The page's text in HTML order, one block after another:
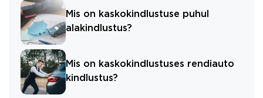
Mis on kaskokindlustuse puhul
alakindlustus?
Mis on kaskokindlustuses rendiauto
kindlustus?